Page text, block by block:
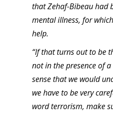
that Zehaf-Bibeau had
mental illness, for
help.
“If that turns out to be
not in the presence of
sense that we would
we have to be very
word terrorism, make